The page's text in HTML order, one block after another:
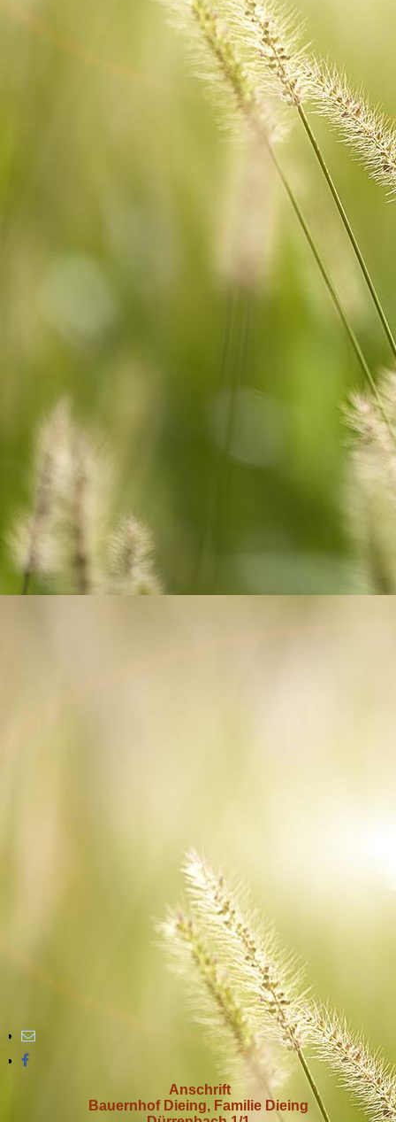
Anschrift
Bauernhof Dieing, Familie Dieing